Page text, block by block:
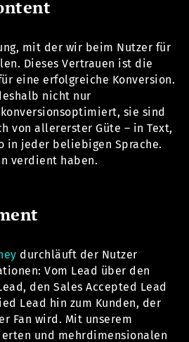
mit der wir beim Nutzer für
Dieses Vertrauen ist die
eine erfolgreiche Konversion.
nicht nur
sie sind
von allererster Güte – in Text,
in jeder beliebigen Sprache.
verdient haben.
durchläuft der Nutzer
Vom Lead über den
den Sales Accepted Lead
Lead hin zum Kunden, der
Fan wird. Mit unserem
und mehrdimensionalen